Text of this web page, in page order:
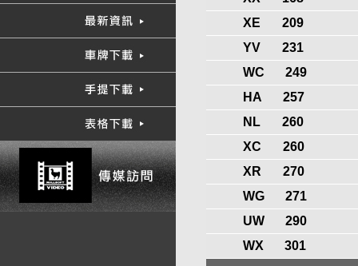
XE
209
YV
231
WC
249
HA
257
NL
260
XC
260
XR
270
WG
271
UW
290
WX
301